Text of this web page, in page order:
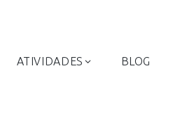
ATIVIDADES BLOG